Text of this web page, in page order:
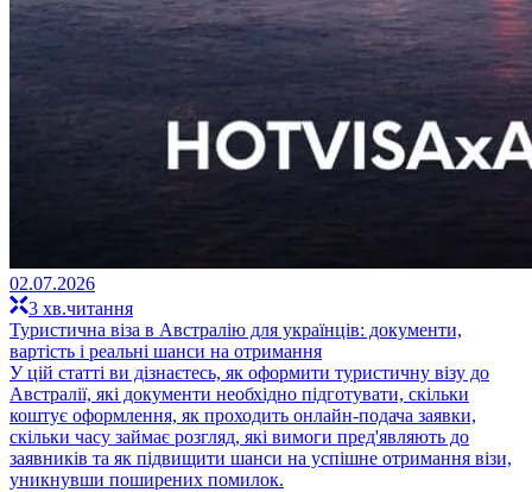
02.07.2026
3 хв.читання
Туристична віза в Австралію для українців: документи,
вартість і реальні шанси на отримання
У цій статті ви дізнаєтесь, як оформити туристичну візу до
Австралії, які документи необхідно підготувати, скільки
коштує оформлення, як проходить онлайн-подача заявки,
скільки часу займає розгляд, які вимоги пред'являють до
заявників та як підвищити шанси на успішне отримання візи,
уникнувши поширених помилок.